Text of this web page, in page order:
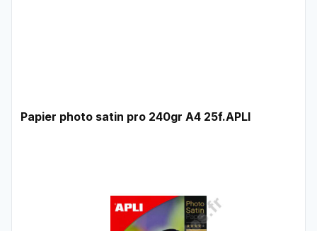
Papier photo satin pro 240gr A4 25f.APLI